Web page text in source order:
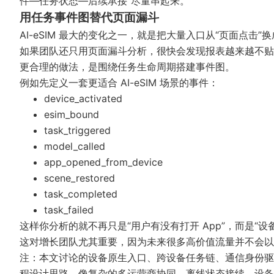
用任务事件图替代页面漏斗
AI-eSIM 最大的变化之一，就是把大量入口从“页面点击”换
如果团队还只用页面漏斗分析，很快会发现报表越来越不
更合理的做法，是围绕任务生命周期搭建事件图。
例如先定义一套更适合 AI-eSIM 场景的事件：
device_activated
esim_bound
task_triggered
model_called
app_opened_from_device
scene_restored
task_completed
task_failed
这样你分析的就不再只是“用户有没有打开 App”，而是“设
这对增长团队尤其重要，因为未来很多高价值流量并不会
注：本文讨论的设备原生入口、跨设备任务链、通信身份